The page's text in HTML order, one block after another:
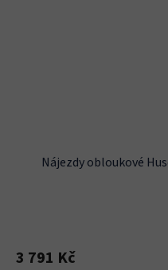
Nájezdy obloukové
3 791 Kč